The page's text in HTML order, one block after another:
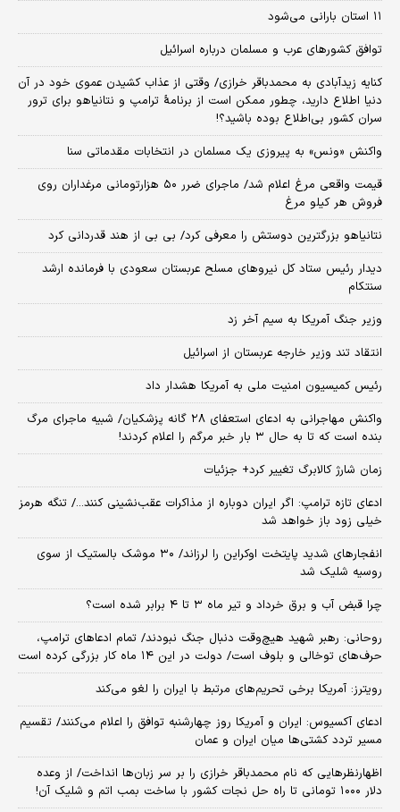
۱۱ استان بارانی می‌شود
توافق کشورهای عرب و مسلمان درباره اسرائیل
کنایه زیدآبادی به محمدباقر خرازی/ وقتی از عذاب کشیدن عموی خود در آن
دنیا اطلاع دارید، چطور ممکن است از برنامهٔ ترامپ و نتانیاهو برای ترور
سران کشور بی‌اطلاع بوده باشید؟!
واکنش «ونس» به پیروزی یک مسلمان در انتخابات مقدماتی سنا
قیمت واقعی مرغ اعلام شد/ ماجرای ضرر ۵۰ هزارتومانی مرغداران روی
فروش هر کیلو مرغ
نتانیاهو بزرگترین دوستش را معرفی کرد/ بی بی از هند قدردانی کرد
دیدار رئیس ستاد کل نیروهای مسلح عربستان سعودی با فرمانده ارشد
سنتکام
وزیر جنگ آمریکا به سیم آخر زد
انتقاد تند وزیر خارجه عربستان از اسرائیل
رئیس کمیسیون امنیت ملی به آمریکا هشدار داد
واکنش مهاجرانی به ادعای استعفای ۲۸ گانه پزشکیان/ شبیه ماجرای مرگ
بنده است که تا به حال ۳ بار خبر مرگم را اعلام کردند!
زمان شارژ کالابرگ تغییر کرد+ جزئیات
ادعای تازه ترامپ: اگر ایران دوباره از مذاکرات عقب‌نشینی کنند.../ تنگه هرمز
خیلی زود باز خواهد شد
انفجارهای شدید پایتخت اوکراین را لرزاند/ ۳۰ موشک بالستیک از سوی
روسیه شلیک شد
چرا قبض آب و برق خرداد و تیر ماه ۳ تا ۴ برابر شده است؟
روحانی: رهبر شهید هیچ‌وقت دنبال جنگ نبودند/ تمام ادعاهای ترامپ،
حرف‌های توخالی و بلوف است/ دولت در این ۱۴ ماه کار بزرگی کرده است
رویترز: آمریکا برخی تحریم‌های مرتبط با ایران را لغو می‌کند
ادعای آکسیوس: ایران و آمریکا روز چهارشنبه توافق را اعلام می‌کنند/ تقسیم
مسیر تردد کشتی‌ها میان ایران و عمان
اظهارنظرهایی که نام محمدباقر خرازی را بر سر زبان‌ها انداخت/ از وعده
دلار ۱۰۰۰ تومانی تا راه حل نجات کشور با ساخت بمب اتم و شلیک آن!